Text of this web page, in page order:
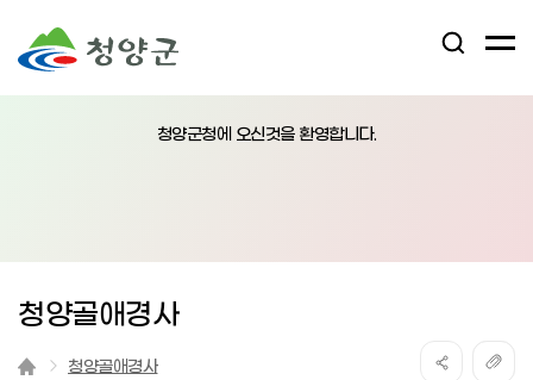
검
어
청양군청에 오신것을 환영합니다.
청양골애경사
청양골애경사